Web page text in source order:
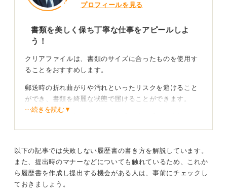
プロフィールを見る
書類を美しく保ち丁寧な仕事をアピールしよ
う！
クリアファイルは、書類のサイズに合ったものを使用す
ることをおすすめします。
郵送時の折れ曲がりや汚れといったリスクを避けること
ができ、書類を綺麗な状態で届けることができます。
清潔感のあるファイルで好印象を与えよう
クリアファイル自体の有無が合否に直結することはあり
ませんが、汚れや折れがあるファイル、また色付きやキ
⋯続きを読む▼
以下の記事では失敗しない履歴書の書き方を解説しています。
また、提出時のマナーなどについても触れているため、これか
ら履歴書を作成し提出する機会がある人は、事前にチェックし
ておきましょう。